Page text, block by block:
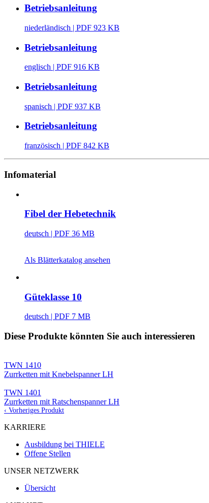
Betriebsanleitung
niederländisch | PDF 923 KB
Betriebsanleitung
englisch | PDF 916 KB
Betriebsanleitung
spanisch | PDF 937 KB
Betriebsanleitung
französisch | PDF 842 KB
Infomaterial
Fibel der Hebetechnik
deutsch | PDF 36 MB
Als Blätterkatalog ansehen
Güteklasse 10
deutsch | PDF 7 MB
Diese Produkte könnten Sie auch interessieren
TWN 1410
Zurrketten mit Knebelspanner LH
TWN 1401
Zurrketten mit Ratschenspanner LH
‹ Vorheriges Produkt
KARRIERE
Ausbildung bei THIELE
Offene Stellen
UNSER NETZWERK
Übersicht